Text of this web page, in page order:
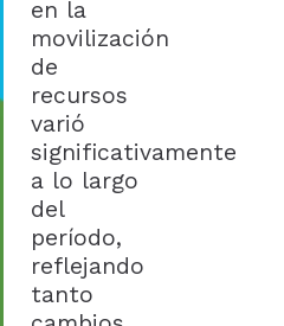
en la
movilización
de
recursos
varió
significativamente
a lo largo
del
período,
reflejando
tanto